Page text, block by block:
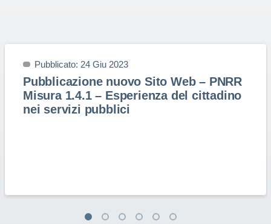
Pubblicato: 24 Giu 2023
Pubblicazione nuovo Sito Web – PNRR
Misura 1.4.1 – Esperienza del cittadino
nei servizi pubblici